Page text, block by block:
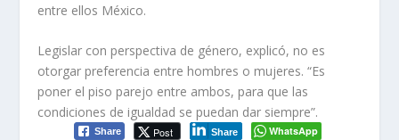
entre ellos México.
Legislar con perspectiva de género, explicó, no es
otorgar preferencia entre hombres o mujeres. “Es
poner el piso parejo entre ambos, para que las
condiciones de igualdad se puedan dar siempre”.
Share Post Share
WhatsApp